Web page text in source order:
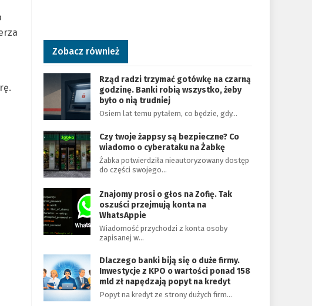
Zobacz również
Rząd radzi trzymać gotówkę na czarną
godzinę. Banki robią wszystko, żeby
było o nią trudniej
Osiem lat temu pytałem, co będzie, gdy…
Czy twoje żappsy są bezpieczne? Co
wiadomo o cyberataku na Żabkę
Żabka potwierdziła nieautoryzowany dostęp
do części swojego…
Znajomy prosi o głos na Zofię. Tak
oszuści przejmują konta na
WhatsAppie
Wiadomość przychodzi z konta osoby
zapisanej w…
Dlaczego banki biją się o duże firmy.
Inwestycje z KPO o wartości ponad 158
mld zł napędzają popyt na kredyt
Popyt na kredyt ze strony dużych firm…